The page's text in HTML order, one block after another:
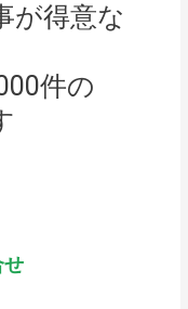
が得意な
件の
せ